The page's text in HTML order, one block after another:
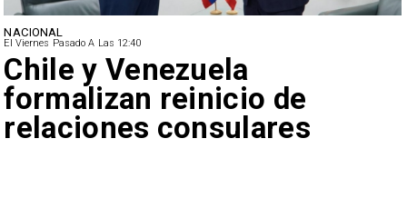
NACIONAL
El Viernes Pasado A Las 12:40
Feriantes rechazan dichos
de Camila Flores sobre
Fabiola Campillai